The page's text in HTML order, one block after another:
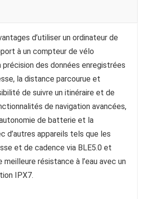
d’utiliser un ordinateur de
à un compteur de vélo
des données enregistrées
la distance parcourue et
de suivre un itinéraire et de
de navigation avancées,
de batterie et la
d’autres appareils tels que les
et de cadence via BLE5.0 et
meilleure résistance à l’eau avec un
IPX7.